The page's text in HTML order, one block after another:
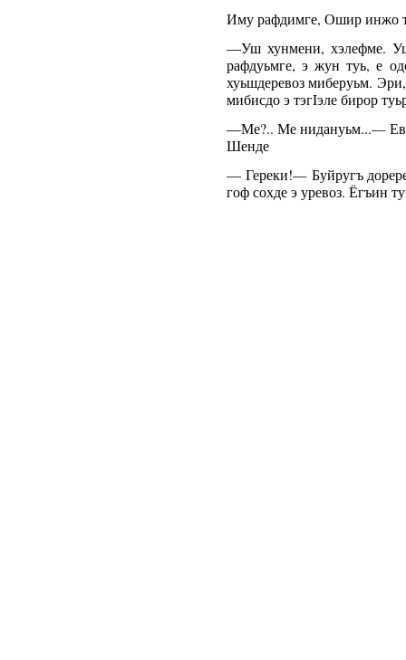
Иму рафдимге, Ошир инжо
―Уш хунмени, хэлефме.
рафдуьмге, э жун туь, е
хуьшдеревоз миберуьм.
мибисдо э тэгIэле бирор
―Ме?.. Ме нидануьм...—
Шенде
― Гереки!— Буйругъ
гоф сохде э уревоз. Ёгъин